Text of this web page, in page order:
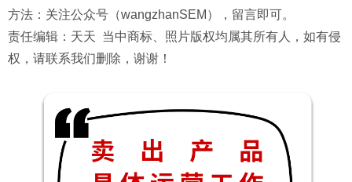
方法：关注公众号（wangzhanSEM），留言即可。
责任编辑：天天 当中商标、照片版权均属其所有人，如有侵
权，请联系我们删除，谢谢！